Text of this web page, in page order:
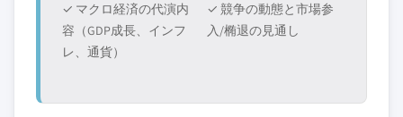
✓ マクロ経済の代演内
容（GDP成長、インフ
レ、通貨）
✓ 競争の動態と市場参
入/椭退の見通し